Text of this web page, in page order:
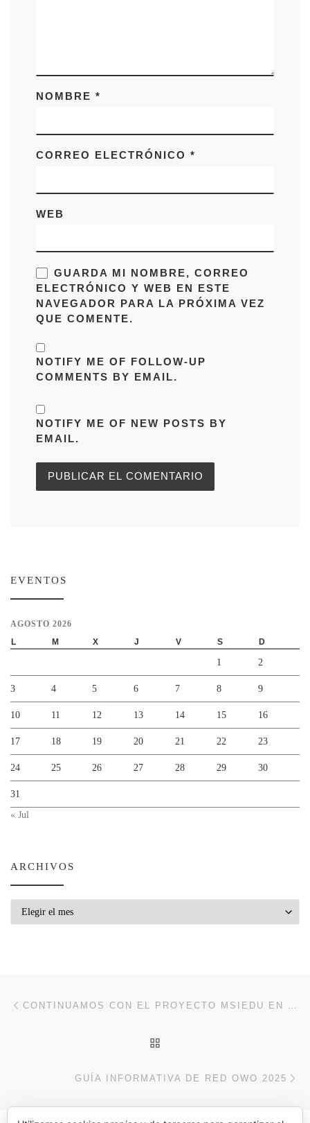
NOMBRE *
CORREO ELECTRÓNICO *
WEB
GUARDA MI NOMBRE, CORREO
ELECTRÓNICO Y WEB EN ESTE
NAVEGADOR PARA LA PRÓXIMA VEZ
QUE COMENTE.
NOTIFY ME OF FOLLOW-UP
COMMENTS BY EMAIL.
NOTIFY ME OF NEW POSTS BY
EMAIL.
EVENTOS
AGOSTO 2026
L
M X J V S D
1 2
3 4 5 6 7 8 9
10 11 12 13 14 15 16
17 18 19 20 21 22 23
24 25 26 27 28 29 30
31
« Jul
ARCHIVOS
GUÍA INFORMATIVA DE RED OWO 2025